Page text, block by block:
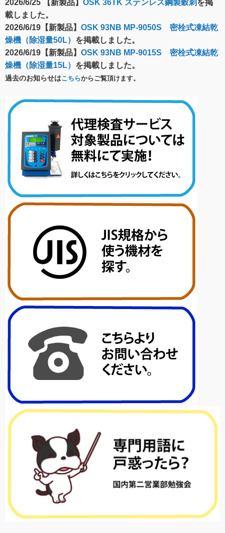
2026/6/25 【新製品】 OSK 36TK ステンレス鋼製穀刺 を掲
載しました。
2026/6/19【新製品】 OSK 93NB MP-9050S 密栓式凍結乾
燥機（除湿量50L） を掲載しました。
2026/6/19【新製品】 OSK 93NB MP-9015S 密栓式凍結乾
燥機（除湿量15L） を掲載しました。
過去のお知らせはこちらからご覧頂けます。